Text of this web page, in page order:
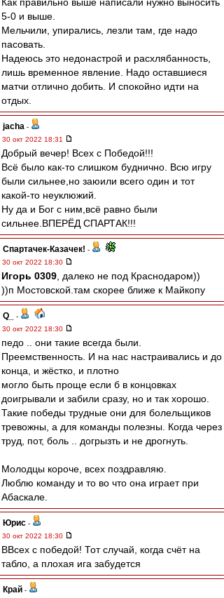
5-0 и выше.
Мельчили, упирались, лезли там, где надо
пасовать.
Надеюсь это недонастрой и расхлябанность,
лишь временное явление. Надо оставшиеся
матчи отлично добить. И спокойно идти на
отдых.
jacha -
30 окт 2022 18:31
Добрый вечер! Всех с Победой!!!
Всё было как-то слишком буднично. Всю игру
были сильнее,но заюили всего один и тот
какой-то неуклюжий.
Ну да и Бог с ним,всё равно были
сильнее.ВПЕРЁД СПАРТАК!!!
Спартачек-Казачек! -
30 окт 2022 18:30
Игорь 0309 , далеко не под Краснодаром))
))п Мостовской.там скорее ближе к Майкопу
Q_
-
30 окт 2022 18:30
педо .. они такие всегда были.
Преемственность. И на нас настраивались и до
конца, и жёстко, и плотно
могло быть проще если б в концовках
доигрывали и забили сразу, но и так хорошо.
Такие победы трудные они для болельщиков
тревожны, а для команды полезны. Когда через
труд, пот, боль .. догрызть и не дрогнуть.
Молодцы короче, всех поздравляю.
Люблю команду и то во что она играет при
Абаскале.
Юрис -
30 окт 2022 18:30
ВВсех с победой! Тот случай, когда счёт на
табло, а плохая ига забудется
Край -